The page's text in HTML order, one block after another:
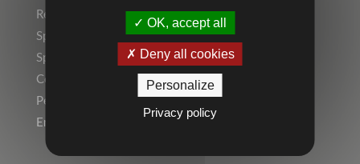
Rejoignez l’équipe !
Sports Individuels
Sport Collectif
Collectivités, Scolaire
Personnalisation, Marquage
Entreprise, Communication par l’objet
OK, accept all
Deny all cookies
Personalize
Privacy policy